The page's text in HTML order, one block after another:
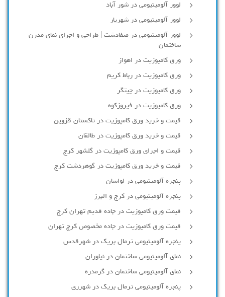
لوور آلومینیومی در شور آباد
لوور آلومينيومي در شهريار
لوور آلومینیومی در صفادشت | طراحی و اجرای نمای مدرن
ساختمان
ورق کامپوزیت در اهواز
ورق کامپوزیت در رباط کریم
ورق کامپوزیت در چیتگر
ورق کامپوزیت در فیروزکوه
قیمت و خرید ورق کامپوزیت در تاکستان قزوین
قیمت و خرید ورق کامپوزیت در طالقان
قیمت و اجرای ورق کامپوزیت در گلشهر کرج
قیمت و خرید ورق کامپوزیت در گوهردشت کرج
پنجره آلومینیومی در لواسان
پنجره آلومینیومی در کرج و البرز
قیمت ورق کامپوزیت در جاده قدیم تهران کرج
قیمت ورق کامپوزیت در جاده مخصوص کرج تهران
پنجره آلومینیومی ترمال بریک در شهرقدس
نمای آلومینیومی ساختمان در نیاوران
نمای آلومینیومی ساختمان در گرمدره
پنجره آلومینیومی ترمال بریک در شهرری